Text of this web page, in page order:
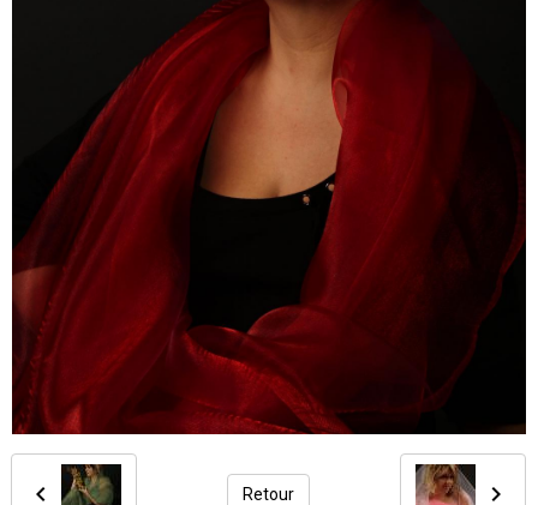
Retour